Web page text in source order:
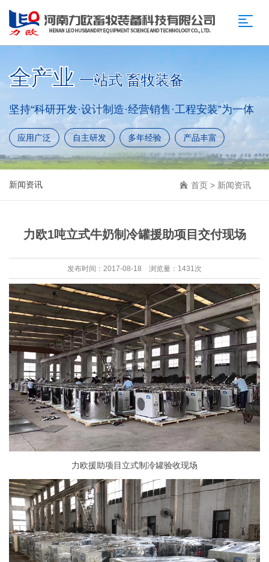
全产业 一站式 畜牧装备
坚持“科研开发·设计制造·经营销售·工程安装”为一体
应用广泛 自主研发 多年经验 产品丰富
新闻资讯 首页 > 新闻资讯
力欧1吨立式牛奶制冷罐援助项目交付现场
发布时间：2017-08-18 浏览量：1431次
力欧援助项目立式制冷罐验收现场